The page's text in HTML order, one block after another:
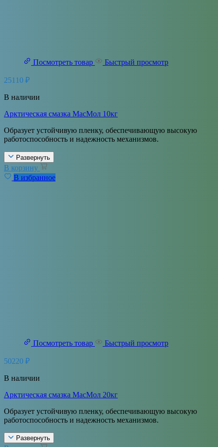
Посмотреть товар Быстрый просмотр
25110 ₽
В наличии
Арктическая смазка МасМол 10кг
Образует устойчивую пленку, обеспечивающую высокую
работоспособность и надежность механизмов.
Развернуть
В корзину
В избранное
Посмотреть товар Быстрый просмотр
50220 ₽
В наличии
Арктическая смазка МасМол 20кг
Образует устойчивую пленку, обеспечивающую высокую
работоспособность и надежность механизмов.
Развернуть